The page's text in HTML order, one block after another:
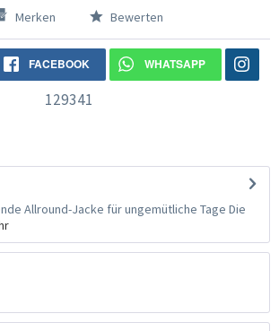
Merken Bewerten
FACEBOOK WHATSAPP
129341
Allround-Jacke für ungemütliche Tage Die